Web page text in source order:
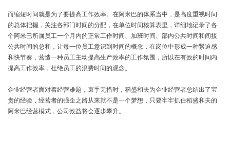
而缩短时间就是为了要提高工作效率。在阿米巴的体系当中，是高度重视时间
的总体把握，关注各部门时间的分配，在单位时间核算表里，详细地记录了各
个阿米巴所属员工一个月内的正常工作时间、加班时间、部内公共时间和间接
公共时间的总和，让每一位员工意识到时间的概念，在岗位中形成一种紧迫感
和快节奏，营造一种员工主动提高生产效率的工作氛围，所以在有效的时间内
提高工作效率，杜绝员工的浪费时间的观念。
企业经营者面对着经营难题，束手无措时，稻盛和夫为企业经营者总结出了宝
贵的经验，经营者的强企之路从来就不是一个梦想，只要牢牢抓住稻盛和夫的
阿米巴经营模式，公司效益将会逐步攀升。